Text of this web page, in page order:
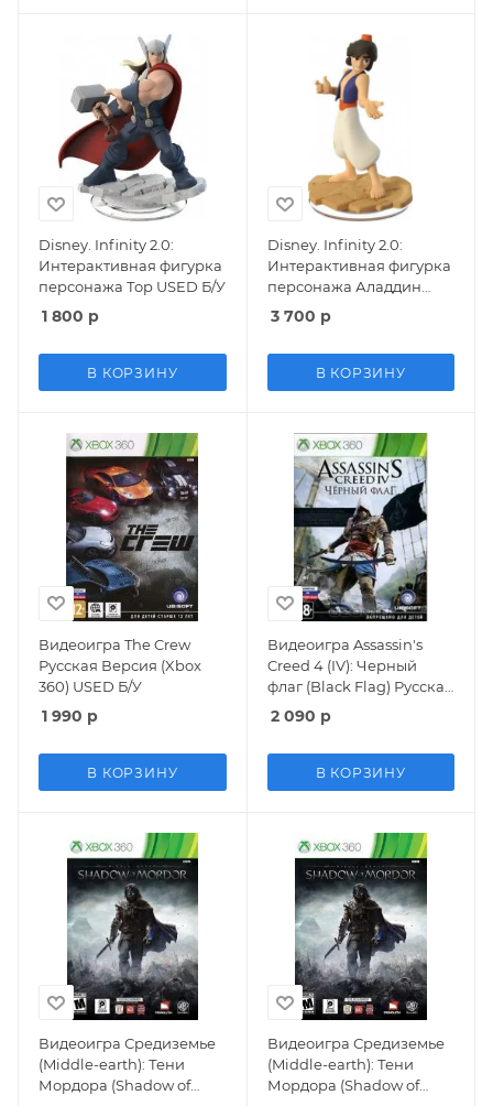
Disney. Infinity 2.0:
Интерактивная фигурка
персонажа Тор USED Б/У
1 800 р
В КОРЗИНУ
Disney. Infinity 2.0:
Интерактивная фигурка
персонажа Аладдин
(Alladdin)
3 700 р
В КОРЗИНУ
Видеоигра The Crew
Русская Версия (Xbox
360) USED Б/У
1 990 р
В КОРЗИНУ
Видеоигра Assassin's
Creed 4 (IV): Черный
флаг (Black Flag) Русская
Версия (Xbox 360/Xbox
One) USED Б/У
2 090 р
В КОРЗИНУ
Видеоигра Средиземье
(Middle-earth): Тени
Мордора (Shadow of
Видеоигра Средиземье
(Middle-earth): Тени
Мордора (Shadow of